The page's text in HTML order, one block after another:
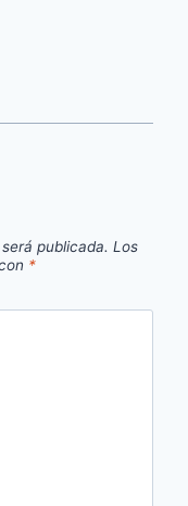
publicada. Los
*